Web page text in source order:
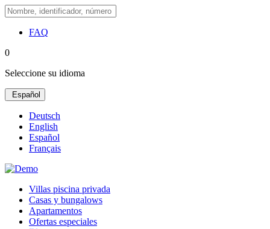
FAQ
0
Seleccione su idioma
Español
Deutsch
English
Español
Français
Villas piscina privada
Casas y bungalows
Apartamentos
Ofertas especiales